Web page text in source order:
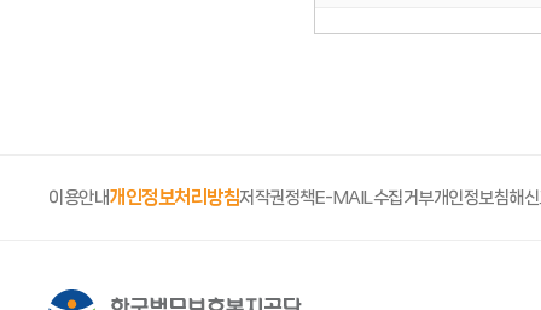
이용안내개인정보처리방침저작권정책E-MAIL수집거부개인정보침해